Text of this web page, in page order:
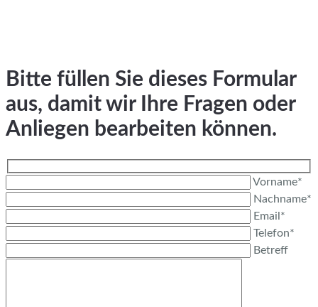
Bitte füllen Sie dieses Formular
aus, damit wir Ihre Fragen oder
Anliegen bearbeiten können.
Vorname*
Nachname*
Email*
Telefon*
Betreff